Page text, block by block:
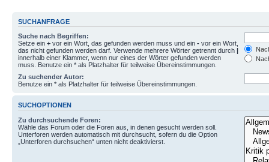
SUCHANFRAGE
Suche nach Begriffen:
Setze ein + vor ein Wort, das gefunden werden muss und ein - vor ein Wort,
das nicht gefunden werden darf. Verwende mehrere Wörter getrennt durch |
innerhalb einer Klammer, wenn nur eines der Wörter gefunden werden
muss. Benutze ein * als Platzhalter für teilweise Übereinstimmungen.
Zu suchender Autor:
Benutze ein * als Platzhalter für teilweise Übereinstimmungen.
SUCHOPTIONEN
Zu durchsuchende Foren:
Wähle das Forum oder die Foren aus, in denen gesucht werden soll.
Unterforen werden automatisch mit durchsucht, sofern du die Option
„Unterforen durchsuchen“ unten nicht deaktivierst.